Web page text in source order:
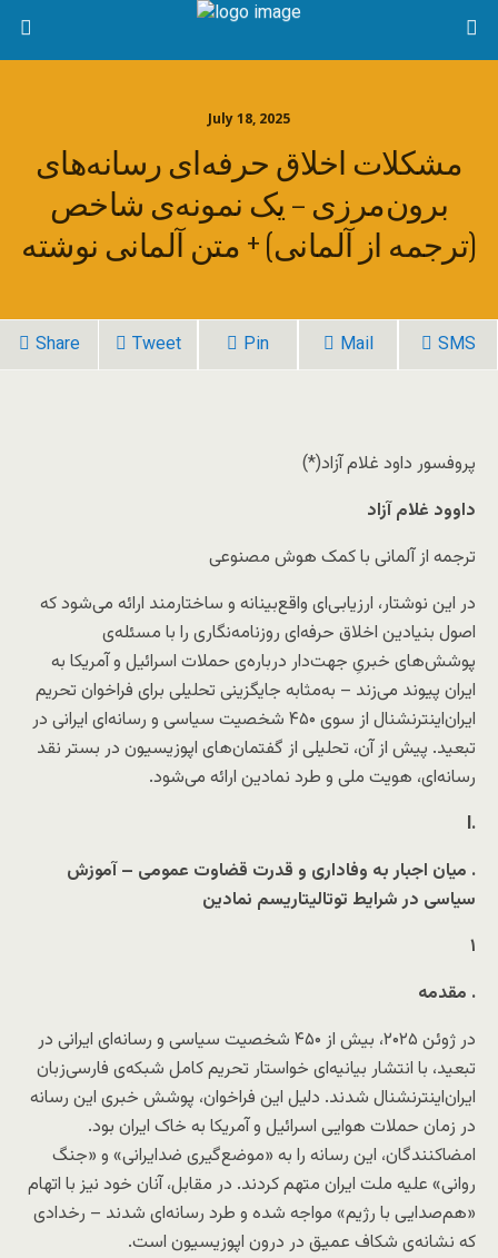
July 18, 2025
مشکلات اخلاق حرفه‌ای رسانه‌های
برون‌مرزی – یک نمونه‌ی شاخص
(ترجمه از آلمانی) + متن آلمانی نوشته
Share Tweet Pin Mail SMS
پروفسور داود غلام آزاد(*)
داوود غلام آزاد
ترجمه از آلمانی با کمک هوش مصنوعی
در این نوشتار، ارزیابی‌ای واقع‌بینانه و ساختارمند ارائه می‌شود که
اصول بنیادین اخلاق حرفه‌ای روزنامه‌نگاری را با مسئله‌ی
پوشش‌های خبریِ جهت‌دار درباره‌ی حملات اسرائیل و آمریکا به
ایران پیوند می‌زند – به‌مثابه‌ جایگزینی تحلیلی برای فراخوان تحریم
ایران‌اینترنشنال از سوی ۴۵۰ شخصیت سیاسی و رسانه‌ای ایرانی در
تبعید. پیش از آن، تحلیلی از گفتمان‌های اپوزیسیون در بستر نقد
رسانه‌ای، هویت ملی و طرد نمادین ارائه می‌شود.
.
I
. میان اجبار به وفاداری و قدرت قضاوت عمومی – آموزش
سیاسی در شرایط توتالیتاریسم نمادین
۱
. مقدمه
در ژوئن ۲۰۲۵، بیش از ۴۵۰ شخصیت سیاسی و رسانه‌ای ایرانی در
تبعید، با انتشار بیانیه‌ای خواستار تحریم کامل شبکه‌ی فارسی‌زبان
ایران‌اینترنشنال شدند. دلیل این فراخوان، پوشش خبری این رسانه
در زمان حملات هوایی اسرائیل و آمریکا به خاک ایران بود.
امضاکنندگان، این رسانه را به «موضع‌گیری ضدایرانی» و «جنگ
روانی» علیه ملت ایران متهم کردند. در مقابل، آنان خود نیز با اتهام
«هم‌صدایی با رژیم» مواجه شده و طرد رسانه‌ای شدند – رخدادی
که نشانه‌ی شکاف عمیق در درون اپوزیسیون است.